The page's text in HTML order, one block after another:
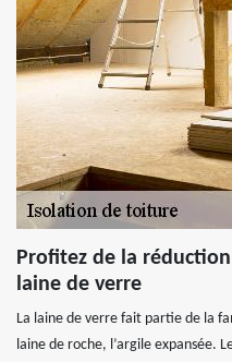
Profitez de la
laine de verre
La laine de verre fait partie de la
laine de roche, l’argile expansée.